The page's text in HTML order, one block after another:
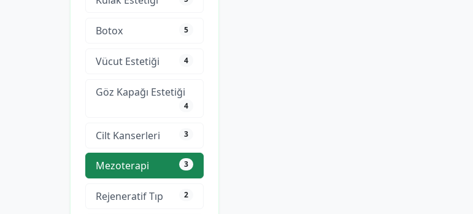
Botox 5
Vücut Estetiği 4
Göz Kapağı Estetiği
4
Cilt Kanserleri 3
Mezoterapi 3
Rejeneratif Tıp 2